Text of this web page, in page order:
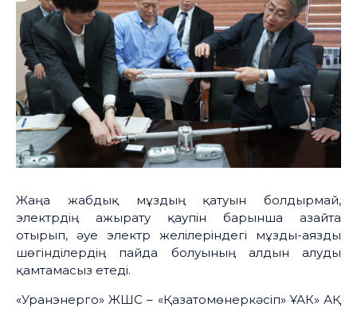
Жаңа жабдық мұздың қатуын болдырмай,
электрдің ажырату қаупін барынша азайта
отырып, әуе электр желілеріндегі мұзды-аязды
шөгінділердің пайда болуының алдын алуды
қамтамасыз етеді.
«Уранэнерго» ЖШС – «Қазатомөнеркәсіп» ҰАК» АҚ